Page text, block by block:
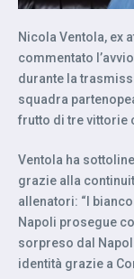
Nicola Ventola, ex
commentato
durante la
squadra
frutto di tre vittorie
Ventola ha
grazie alla
allenatori: “I
Napoli prosegue
sorpreso dal
identità grazie a